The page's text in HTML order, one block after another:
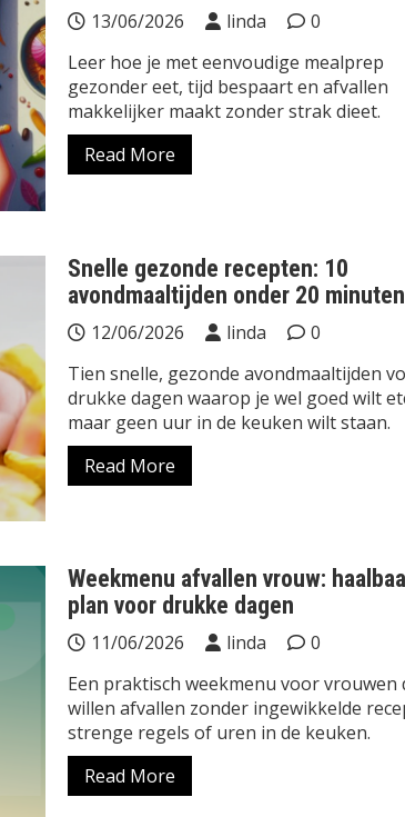
13/06/2026 linda
0
Leer hoe je met eenvoudige mealprep
gezonder eet, tijd bespaart en afvallen
makkelijker maakt zonder strak dieet.
Read More
Snelle gezonde recepten: 10
avondmaaltijden onder 20 minuten
12/06/2026 linda
0
Tien snelle, gezonde avondmaaltijden
drukke dagen waarop je wel goed wilt
maar geen uur in de keuken wilt staan.
Read More
Weekmenu afvallen vrouw:
plan voor drukke dagen
11/06/2026 linda
0
Een praktisch weekmenu voor vrouwen
willen afvallen zonder ingewikkelde
strenge regels of uren in de keuken.
Read More